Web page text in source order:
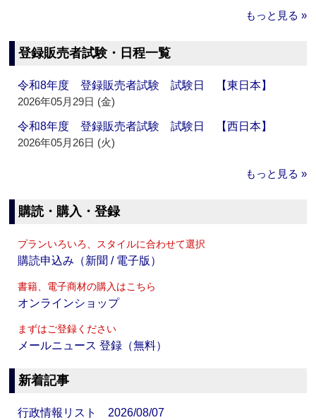
もっと見る »
登録販売者試験・日程一覧
令和8年度 登録販売者試験 試験日 【東日本】
2026年05月29日 (金)
令和8年度 登録販売者試験 試験日 【西日本】
2026年05月26日 (火)
もっと見る »
購読・購入・登録
プランいろいろ、スタイルに合わせて選択
購読申込み（新聞 / 電子版）
書籍、電子商材の購入はこちら
オンラインショップ
まずはご登録ください
メールニュース 登録（無料）
新着記事
行政情報リスト 2026/08/07